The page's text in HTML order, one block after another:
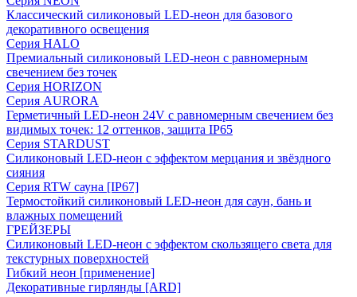
Классический силиконовый LED-неон для базового
декоративного освещения
Серия HALO
Премиальный силиконовый LED-неон с равномерным
свечением без точек
Серия HORIZON
Серия AURORA
Герметичный LED-неон 24V с равномерным свечением без
видимых точек: 12 оттенков, защита IP65
Серия STARDUST
Силиконовый LED-неон с эффектом мерцания и звёздного
сияния
Серия RTW сауна [IP67]
Термостойкий силиконовый LED-неон для саун, бань и
влажных помещений
ГРЕЙЗЕРЫ
Силиконовый LED-неон с эффектом скользящего света для
текстурных поверхностей
Гибкий неон [применение]
Декоративные гирлянды [ARD]